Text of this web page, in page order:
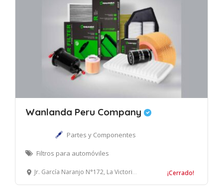
Wanlanda Peru Company
Partes y Componentes
Filtros para automóviles
Jr. García Naranjo N°172, La Victoria, Lima. ¡Cerrado!